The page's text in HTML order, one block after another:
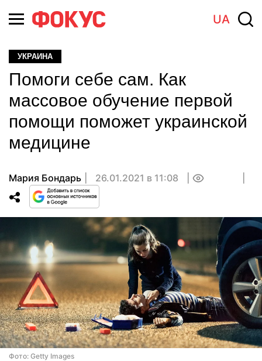
UA
УКРАИНА
Помоги себе сам. Как
массовое обучение первой
помощи поможет украинской
медицине
Мария Бондарь 26.01.2021 в 11:08
Фото: Getty Images